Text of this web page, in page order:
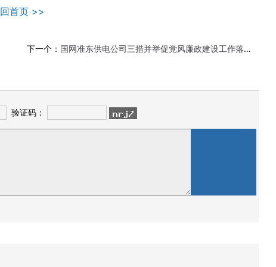
首页 >>
下一个： 国网准东供电公司三措并举促党风廉政建设工作落地见效
验证码：